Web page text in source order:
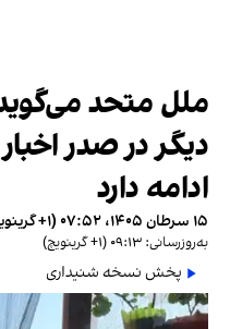
ملل متحد
دیگر در صدر
ادامه دارد
۱۵ سرطان ۱۴۰۵، ۰۷:۵۲ (‎+۱ گرینویچ)
به‌روزرسانی: ۰۹:۱۳ (‎+۱ گرینویچ)
پخش نسخه شنیداری